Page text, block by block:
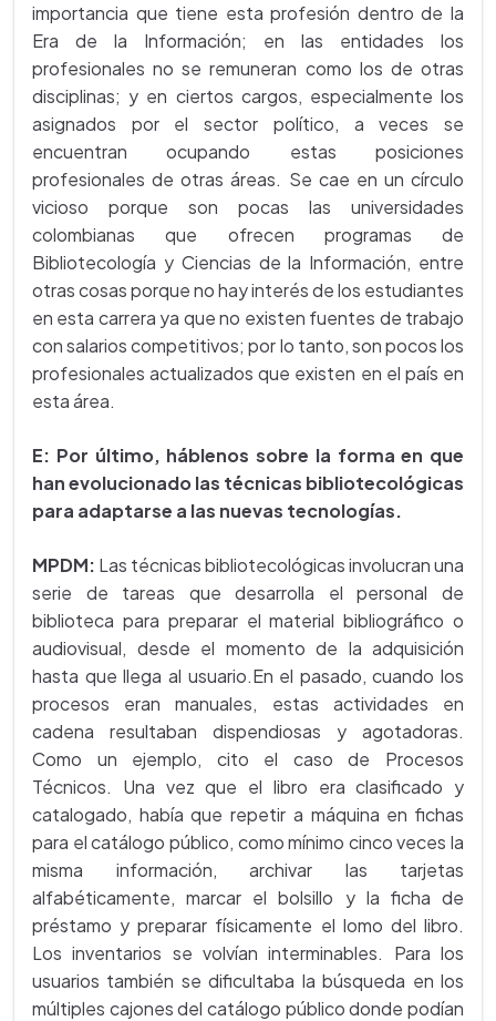
importancia que tiene esta profesión dentro de la
Era de la Información; en las entidades los
profesionales no se remuneran como los de otras
disciplinas; y en ciertos cargos, especialmente los
asignados por el sector político, a veces se
encuentran ocupando estas posiciones
profesionales de otras áreas. Se cae en un círculo
vicioso porque son pocas las universidades
colombianas que ofrecen programas de
Bibliotecología y Ciencias de la Información, entre
otras cosas porque no hay interés de los estudiantes
en esta carrera ya que no existen fuentes de trabajo
con salarios competitivos; por lo tanto, son pocos los
profesionales actualizados que existen en el país en
esta área.
E: Por último, háblenos sobre la forma en que
han evolucionado las técnicas bibliotecológicas
para adaptarse a las nuevas tecnologías.
MPDM: Las técnicas bibliotecológicas involucran una
serie de tareas que desarrolla el personal de
biblioteca para preparar el material bibliográfico o
audiovisual, desde el momento de la adquisición
hasta que llega al usuario.En el pasado, cuando los
procesos eran manuales, estas actividades en
cadena resultaban dispendiosas y agotadoras.
Como un ejemplo, cito el caso de Procesos
Técnicos. Una vez que el libro era clasificado y
catalogado, había que repetir a máquina en fichas
para el catálogo público, como mínimo cinco veces la
misma información, archivar las tarjetas
alfabéticamente, marcar el bolsillo y la ficha de
préstamo y preparar físicamente el lomo del libro.
Los inventarios se volvían interminables. Para los
usuarios también se dificultaba la búsqueda en los
múltiples cajones del catálogo público donde podían